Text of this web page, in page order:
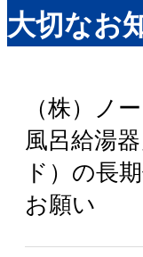
大切なお
（株）ノ
風呂給湯
ド）の長
お願い